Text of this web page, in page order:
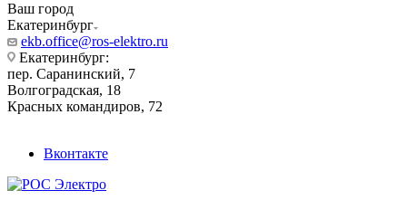
Ваш город
Екатеринбург
ekb.office@ros-elektro.ru
Екатеринбург:
пер. Саранинский, 7
Волгоградская, 18
Красных командиров, 72
Вконтакте